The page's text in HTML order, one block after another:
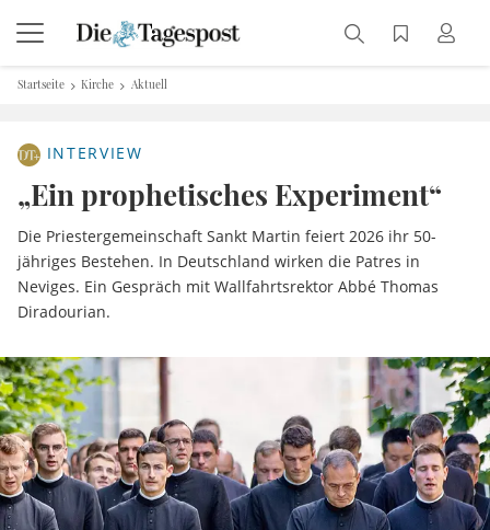
Startseite Kirche Aktuell
INTERVIEW
„Ein prophetisches Experiment“
Die Priestergemeinschaft Sankt Martin feiert 2026 ihr 50-
jähriges Bestehen. In Deutschland wirken die Patres in
Neviges. Ein Gespräch mit Wallfahrtsrektor Abbé Thomas
Diradourian.